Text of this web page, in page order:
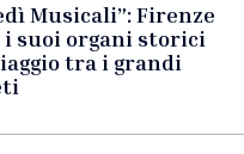
Musicali”: Firenze
suoi organi storici
tra i grandi